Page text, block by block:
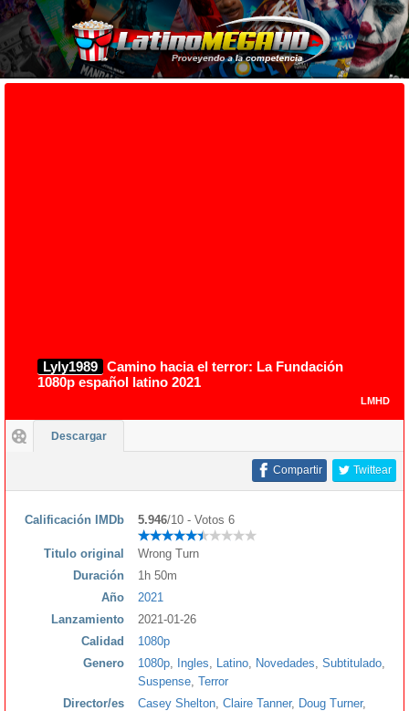
Lyly1989 Camino hacia el terror: La Fundación
1080p español latino 2021
LMHD
Descargar
Twittear
Compartir
Calificación IMDb 5.946/10 - Votos 6
Titulo original
Wrong Turn
Duración
1h 50m
Año
2021
Lanzamiento
2021-01-26
Calidad
1080p
Genero
1080p Ingles Latino Novedades Subtitulado
Suspense Terror
Director/es
Casey Shelton Claire Tanner, Doug Turner,